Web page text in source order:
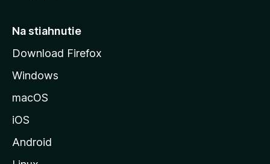
r
n
k
o
z
Na stiahnutie
Download Firefox
Windows
macOS
iOS
Android